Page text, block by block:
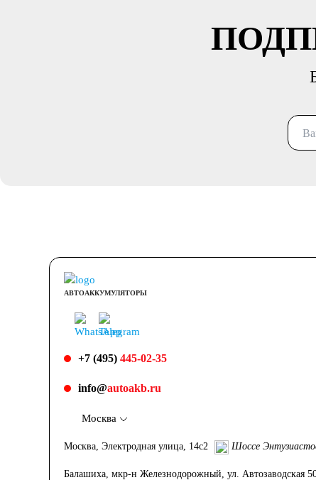
АВТОАККУМУЛЯТОРЫ
+7 (495) 445-02-35
info@autoakb.ru
Москва
Москва, Электродная улица, 14с2 Шоссе
Балашиха, мкр-н Железнодорожный, ул. Автозаводская